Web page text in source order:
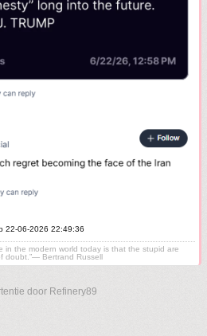
22-06-2026 22:49:36
in the modern world today is that the stupid are
doubt.”— Bertrand Russell
door Refinery89